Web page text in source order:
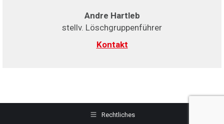
Andre Hartleb
stellv. Löschgruppenführer
Kontakt
Rechtliches